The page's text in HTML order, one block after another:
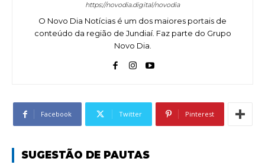
https://novodia.digital/novodia
O Novo Dia Notícias é um dos maiores portais de
conteúdo da região de Jundiaí. Faz parte do Grupo
Novo Dia.
Facebook Twitter Pinterest
SUGESTÃO DE PAUTAS